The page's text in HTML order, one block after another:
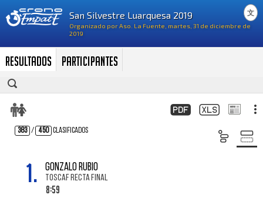
Resultados Participantes
文
383 / 450 Clasificados
1. GONZALO RUBIO
TOSCAF RECTA FINAL
8:59